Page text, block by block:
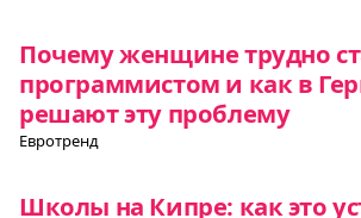
Почему женщине трудно
программистом и как в
решают эту проблему
Евротренд
Школы на Кипре: как это